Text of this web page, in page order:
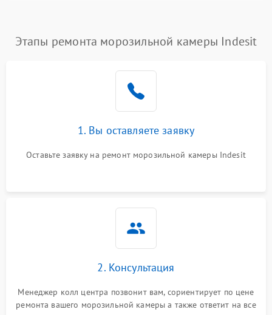
Этапы ремонта морозильной камеры Indesit
1. Вы оставляете заявку
Оставьте заявку на ремонт морозильной камеры Indesit
2. Консультация
Менеджер колл центра позвонит вам, сориентирует по цене
ремонта вашего морозильной камеры а также ответит на все